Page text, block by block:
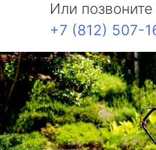
Или
+7 (812) 507-